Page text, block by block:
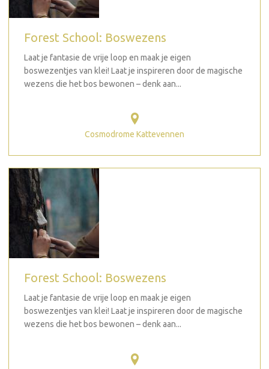
Forest School: Boswezens
Laat je fantasie de vrije loop en maak je eigen
boswezentjes van klei! Laat je inspireren door de magische
wezens die het bos bewonen – denk aan...
Cosmodrome Kattevennen
Forest School: Boswezens
Laat je fantasie de vrije loop en maak je eigen
boswezentjes van klei! Laat je inspireren door de magische
wezens die het bos bewonen – denk aan...